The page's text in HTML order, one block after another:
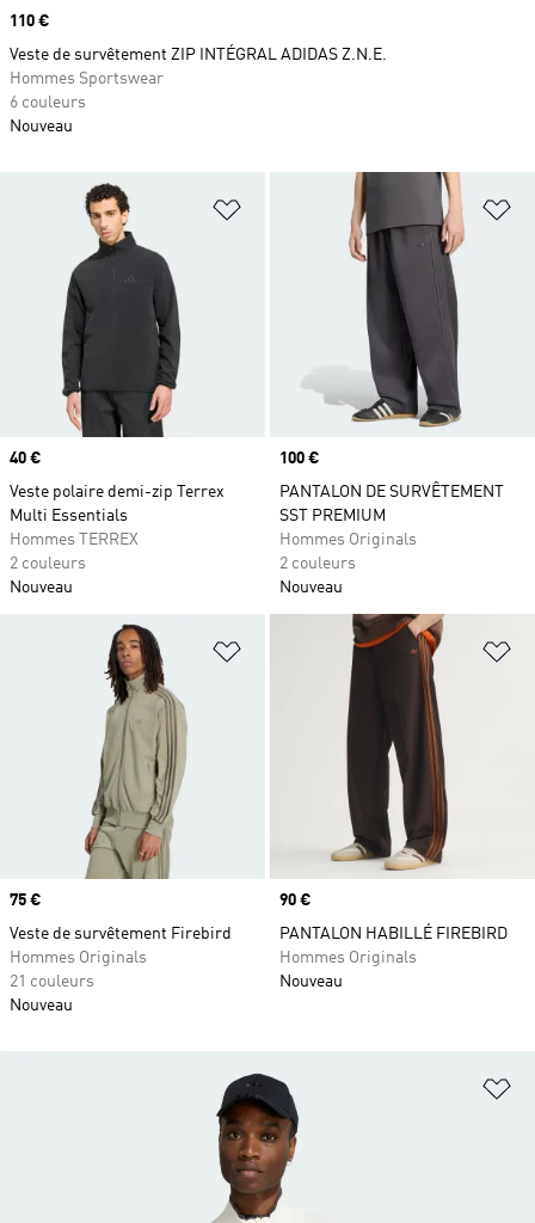
Ajouter à la Liste de produits
Prix
40 €
Veste polaire demi-zip Terrex
Multi Essentials
Hommes TERREX
2 couleurs
Nouveau
Prix
100 €
PANTALON DE SURVÊTEMENT
SST PREMIUM
Hommes Originals
2 couleurs
Nouveau
Ajouter à la Liste de produits
Prix
75 €
Veste de survêtement Firebird
Hommes Originals
21 couleurs
Nouveau
Prix
90 €
PANTALON HABILLÉ FIREBIRD
Hommes Originals
Nouveau
Prix
110 €
Veste de survêtement ZIP INTÉGRAL ADIDAS Z.N.E.
Hommes Sportswear
6 couleurs
Nouveau